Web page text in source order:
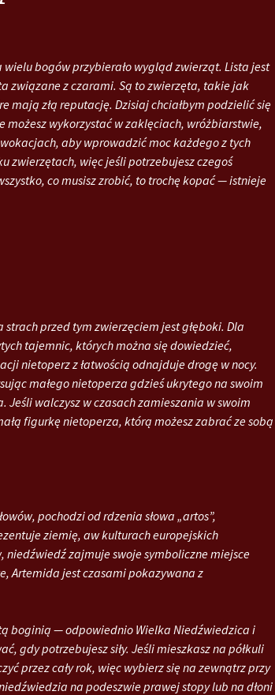
bogów przybierało wygląd zwierząt. Lista jest
związane z czarami. Są to zwierzęta, takie jak
mają złą reputację. Dzisiaj chciałbym podzielić się
wykorzystać w zaklęciach, wróżbiarstwie,
aby wprowadzić moc każdego z tych
zwierzętach, więc jeśli potrzebujesz czegoś
co musisz zrobić, to trochę kopać — istnieje
przed tym zwierzęciem jest głęboki. Dla
tajemnic, których można się dowiedzieć,
nietoperz z łatwością odnajduje drogę w nocy.
małego nietoperza gdzieś ukrytego na swoim
Jeśli walczysz w czasach zamieszania w swoim
figurkę nietoperza, którą możesz zabrać ze sobą
pochodzi od rdzenia słowa „artos”,
ziemię, aw kulturach europejskich
zajmuje swoje symboliczne miejsce
Artemida jest czasami pokazywana z
boginią — odpowiednio Wielka Niedźwiedzica i
gdy potrzebujesz siły. Jeśli mieszkasz na półkuli
przez cały rok, więc wybierz się na zewnątrz przy
na podeszwie prawej stopy lub na dłoni